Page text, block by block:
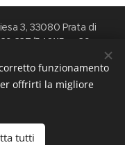
3, 33080 Prata di
337/546115 - +39
funzionamento
offrirti la migliore
tutti